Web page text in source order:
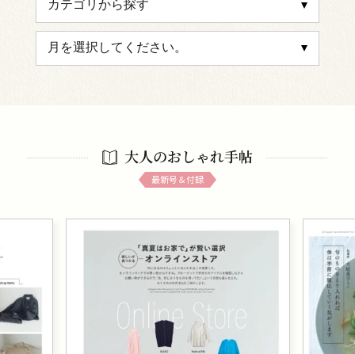
大人のおしゃれ手帖
最新号＆付録